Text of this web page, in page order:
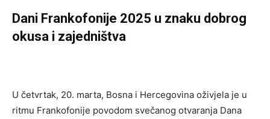
Dani Frankofonije 2025 u znaku dobrog
okusa i zajedništva
U četvrtak, 20. marta, Bosna i Hercegovina oživjela je u
ritmu Frankofonije povodom svečanog otvaranja Dana